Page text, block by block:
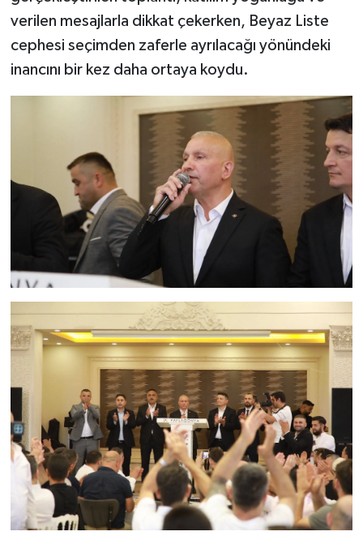
verilen mesajlarla dikkat çekerken, Beyaz Liste
cephesi seçimden zaferle ayrılacağı yönündeki
inancını bir kez daha ortaya koydu.